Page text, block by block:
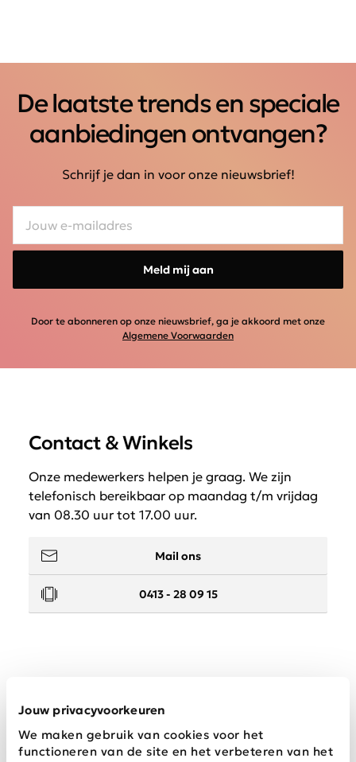
Jouw privacyvoorkeuren
We maken gebruik van cookies voor het
functioneren van de site en het verbeteren van het
De laatste trends en speciale
aanbiedingen ontvangen?
Schrijf je dan in voor onze nieuwsbrief!
Meld mij aan
Door te abonneren op onze nieuwsbrief, ga je akkoord met onze
Algemene Voorwaarden
Contact & Winkels
Onze medewerkers helpen je graag. We zijn
telefonisch bereikbaar op maandag t/m vrijdag
van 08.30 uur tot 17.00 uur.
Mail ons
0413 - 28 09 15
Wij zijn Schijvens mode